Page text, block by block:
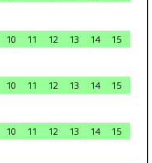
10 11 12 13 14
15
10 11 12 13 14
15
10 11 12 13 14
15